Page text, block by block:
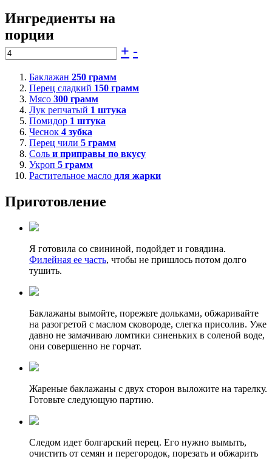
Ингредиенты на
порции
+ -
Баклажан 250 грамм
Перец сладкий 150 грамм
Мясо 300 грамм
Лук репчатый 1 штука
Помидор 1 штука
Чеснок 4 зубка
Перец чили 5 грамм
Соль и приправы по вкусу
Укроп 5 грамм
Растительное масло для жарки
Приготовление
Я готовила со свининой, подойдет и говядина.
Филейная ее часть, чтобы не пришлось потом долго
тушить.
Баклажаны вымойте, порежьте дольками, обжаривайте
на разогретой с маслом сковороде, слегка присолив. Уже
давно не замачиваю ломтики синеньких в соленой воде,
они совершенно не горчат.
Жареные баклажаны с двух сторон выложите на тарелку.
Готовьте следующую партию.
Следом идет болгарский перец. Его нужно вымыть,
очистить от семян и перегородок, порезать и обжарить